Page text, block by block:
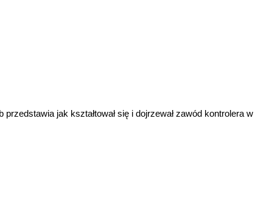
jak kształtował się i dojrzewał zawód kontrolera w